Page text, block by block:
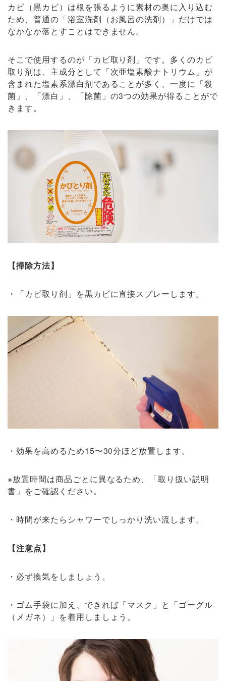
カビ（黒カビ）は根を張るように素材の奥に入り込む
ため、普通の「浴室洗剤（お風呂の洗剤）」だけでは
なかなか落とすことはできません。
そこで使用するのが「カビ取り剤」です。多くのカビ
取り剤は、主成分として「次亜塩素酸ナトリウム」が
含まれた塩素系漂白剤であることが多く、一度に「殺
菌」、「漂白」、「除菌」の3つの効果が得ることがで
きます。
【掃除方法】
・「カビ取り剤」を黒カビに直接スプレーします。
・効果を高めるため15〜30分ほど放置します。
※放置時間は商品ごとに異なるため、「取り扱い説明
書」をご確認ください。
・時間が来たらシャワーでしっかり洗い流します。
【注意点】
・必ず換気をしましょう。
・ゴム手袋に加え、できれば「マスク」と「ゴーグル
（メガネ）」を着用しましょう。